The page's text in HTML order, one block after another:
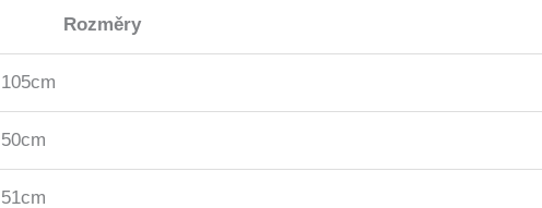
Rozměry
105cm
50cm
51cm